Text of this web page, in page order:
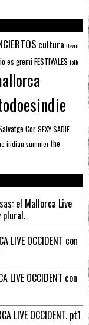
cultura David
es gremiFESTIVALES folk
CorSEXY SADIE
indian summerthe
el Mallorca Live
plural.
LIVE OCCIDENT con
LIVE OCCIDENT con
LIVE OCCIDENT. pt1